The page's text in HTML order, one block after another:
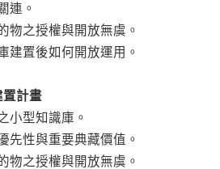
連。
物之授權與開放無虞。
建置後如何開放運用。
置計畫
小型知識庫。
先性與重要典藏價值。
物之授權與開放無虞。